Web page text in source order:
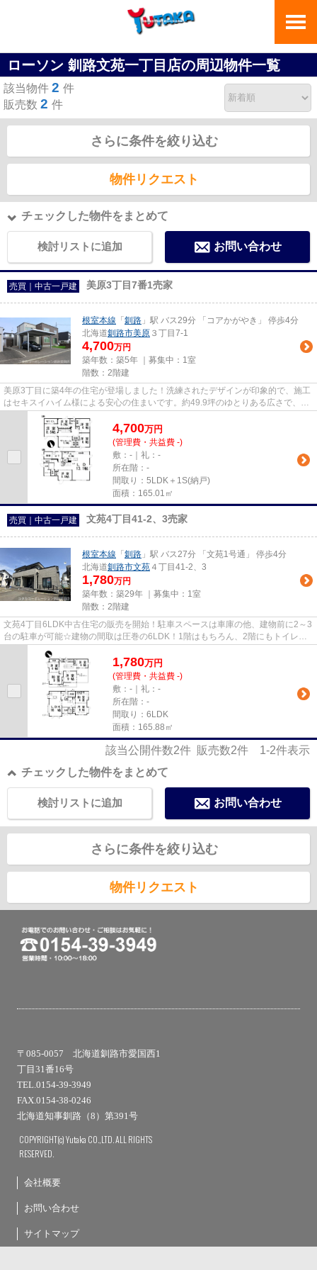
ローソン 釧路文苑一丁目店の周辺物件一覧
該当物件 2 件
販売数 2 件
さらに条件を絞り込む
物件リクエスト
チェックした物件をまとめて
検討リストに追加 お問い合わせ
売買｜中古一戸建 美原3丁目7番1売家
根室本線 「 釧路 」駅 バス29分 「コアかがやき」 停歩4分
北海道釧路市美原 ３丁目7-1
4,700万円
築年数：築5年 ｜募集中： 1室
階数：2階建
美原3丁目に築4年の住宅が登場しました！洗練されたデザインが印象的で、施工
はセキスイハイム様による安心の住まいです。約49.9坪のゆとりある広さで、快
適にお過ごしいただけます。...
4,700万円
(管理費・共益費 -)
敷：-｜礼：-
所在階：-
間取り：5LDK＋1S(納戸)
面積：165.01㎡
売買｜中古一戸建 文苑4丁目41-2、3売家
根室本線 「 釧路 」駅 バス27分 「文苑1号通」 停歩4分
北海道釧路市文苑 ４丁目41-2、3
1,780万円
築年数：築29年 ｜募集中： 1室
階数：2階建
文苑4丁目6LDK中古住宅の販売を開始！駐車スペースは車庫の他、建物前に2～3
台の駐車が可能☆建物の間取は圧巻の6LDK！1階はもちろん、2階にもトイレや
脱衣スペース、シャワールームも...
1,780万円
(管理費・共益費 -)
敷：-｜礼：-
所在階：-
間取り：6LDK
面積：165.88㎡
該当公開件数2件 販売数2件 1-2件表示
チェックした物件をまとめて
お問い合わせ
検討リストに追加
さらに条件を絞り込む
物件リクエスト
〒085-0057 北海道釧路市愛国西1
丁目31番16号
TEL.0154-39-3949
FAX.0154-38-0246
北海道知事釧路（8）第391号
COPYRIGHT(c) Yutaka CO.,LTD. ALL RIGHTS
RESERVED.
会社概要
お問い合わせ
サイトマップ